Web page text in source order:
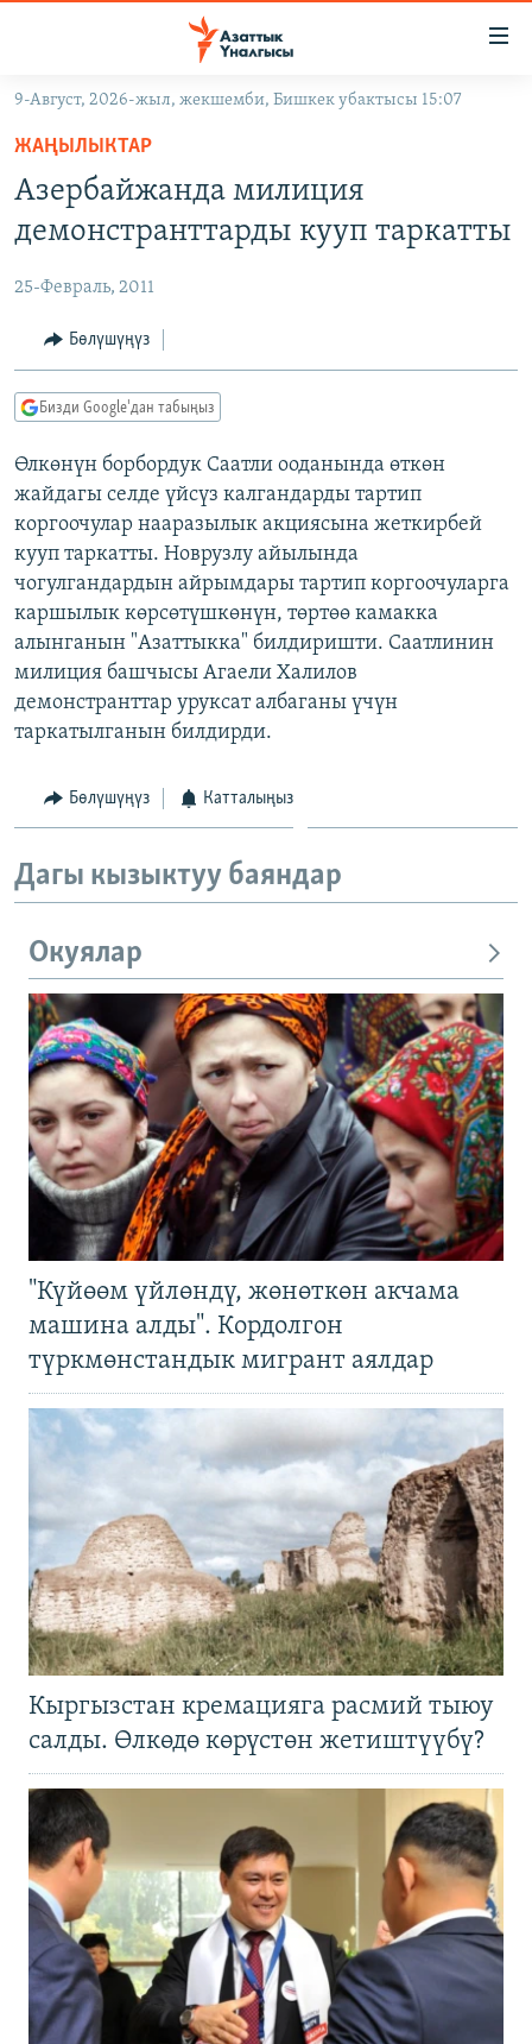
Навигацияга
өтүңүз
Издөөгө
салыңыз
КЫРГЫЗСТАН
КЫРГЫЗСТАН
ЭКОНОМИКА
МАДАНИЯТ
ДҮЙНӨ
БОРБОР АЗИЯ
АТАЙЫН ИЛИКТӨӨ
ТВ ПРОГРАММАЛАР
ЭКСПЕРТТЕР ТАЛДАЙТ
БИЗ ЖАНА ДҮЙНӨ
ЭЖЕ-СИҢДИЛЕР
АЗАТТЫК+
ЫҢГАЙСЫЗ СУРООЛОР
ӨЗГӨЧӨ ПИКИР
Русский
ОНЛАЙН ШЕРИНЕ
ЭЕ/АРнун бардык сайттары
9-Август, 2026-жыл, жекшемби, Бишкек убактысы 15:07
ЖАҢЫЛЫКТАР
Азербайжанда милиция
демонстранттарды кууп таркатты
25-Февраль, 2011
Бөлүшүңүз
Бизди Google'дан табыңыз
Өлкөнүн борбордук Саатли ооданында өткөн
жайдагы селде үйсүз калгандарды тартип
коргоочулар нааразылык акциясына жеткирбей
кууп таркатты. Новрузлу айылында
чогулгандардын айрымдары тартип коргоочуларга
каршылык көрсөтүшкөнүн, төртөө камакка
алынганын "Азаттыкка" билдиришти. Саатлинин
милиция башчысы Агаели Халилов
демонстранттар уруксат албаганы үчүн
таркатылганын билдирди.
Бөлүшүңүз Катталыңыз
Дагы кызыктуу баяндар
Окуялар
"Күйөөм үйлөндү, жөнөткөн акчама
машина алды". Кордолгон
түркмөнстандык мигрант аялдар
Кыргызстан кремацияга расмий тыюу
салды. Өлкөдө көрүстөн жетиштүүбү?